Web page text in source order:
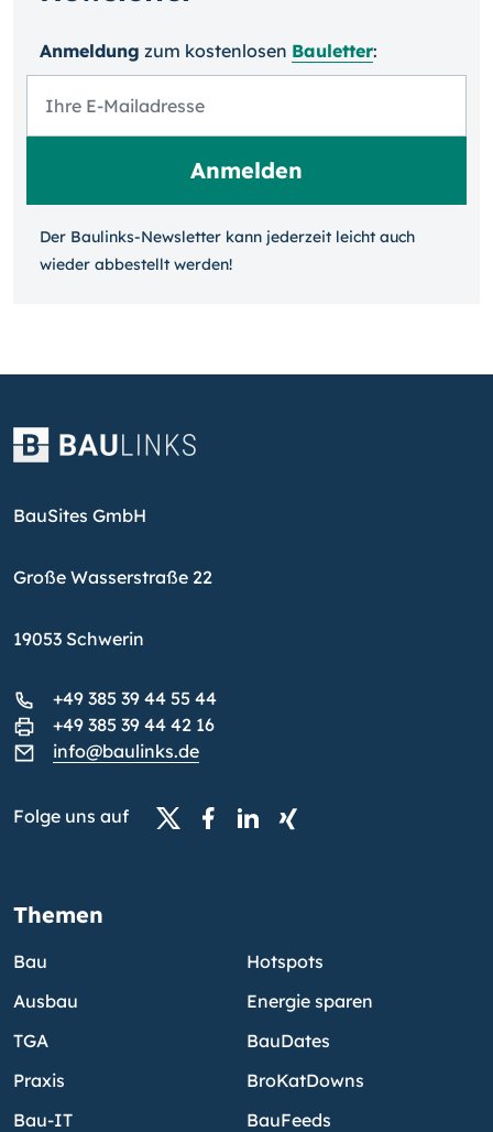
Anmeldung zum kosten­losen Bauletter:
Der Baulinks-Newsletter kann jeder­zeit leicht auch
wieder ab­bestellt werden!
BauSites GmbH
Große Wasserstraße 22
19053 Schwerin
+49 385 39 44 55 44
+49 385 39 44 42 16
info@baulinks.de
Folge uns auf
Themen
Bau
Ausbau
TGA
Praxis
Bau-IT
Hotspots
Energie sparen
BauDates
BroKatDowns
BauFeeds